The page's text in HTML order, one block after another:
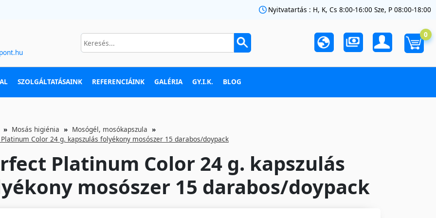
Nyitvatartás : H, K, Cs 8:00-16:00 Sze, P 08:00-18:00
0
SZOLGÁLTATÁSAINK REFERENCIÁINK GALÉRIA GY.I.K. BLOG
Mosás higiénia
Mosógél, mosókapszula
Color 24 g. kapszulás folyékony mosószer 15 darabos/doypack
Platinum Color 24 g. kapszulás
mosószer 15 darabos/doypack